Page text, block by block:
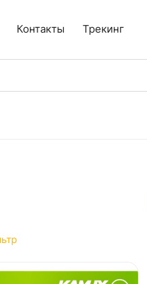
Контакты Трекинг